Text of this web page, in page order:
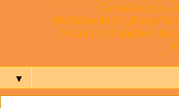
#CyrusAccords
▼